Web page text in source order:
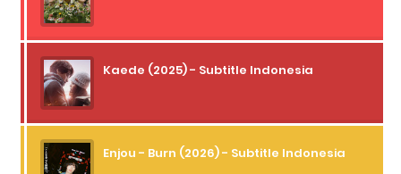
Kaede (2025) - Subtitle Indonesia
Enjou - Burn (2026) - Subtitle Indonesia